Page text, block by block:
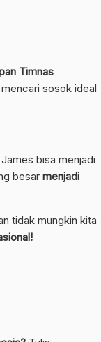
Timnas
sosok ideal
James bisa menjadi
besar menjadi
tidak mungkin kita